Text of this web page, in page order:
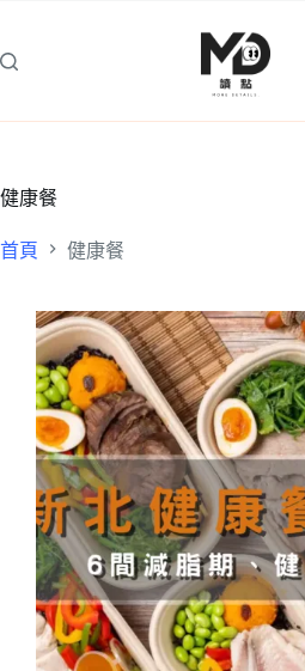
主
健康餐
首頁 健康餐